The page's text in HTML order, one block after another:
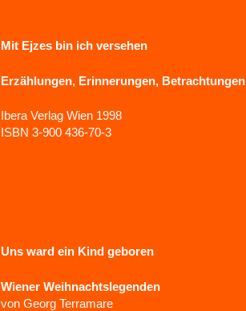
Mit Ejzes bin ich versehen
Erzählungen, Erinnerungen, Betrachtungen
Ibera Verlag Wien 1998
ISBN 3-900 436-70-3
Uns ward ein Kind geboren
Wiener Weihnachtslegenden
von Georg Terramare